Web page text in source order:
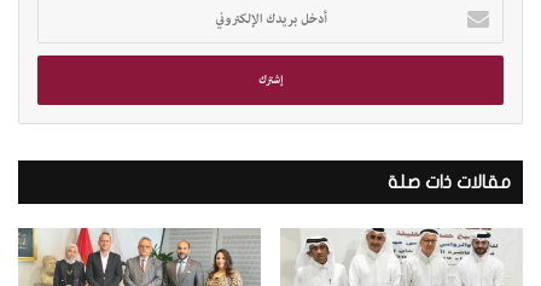
خ
ب
ي
د
ك
ا
ل
مقالات ذات صلة